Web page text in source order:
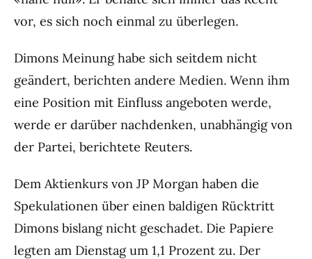
vor, es sich noch einmal zu überlegen.
Dimons Meinung habe sich seitdem nicht
geändert, berichten andere Medien. Wenn ihm
eine Position mit Einfluss angeboten werde,
werde er darüber nachdenken, unabhängig von
der Partei, berichtete Reuters.
Dem Aktienkurs von JP Morgan haben die
Spekulationen über einen baldigen Rücktritt
Dimons bislang nicht geschadet. Die Papiere
legten am Dienstag um 1,1 Prozent zu. Der